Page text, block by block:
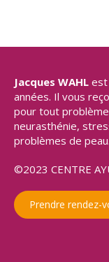
Jacques WAHL est
années. Il vous
pour tout
neurasthénie,
problèmes de peau.
©2023 CENTRE
Prendre rendez-